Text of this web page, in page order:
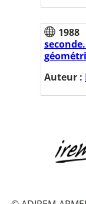
1988
Auteur :